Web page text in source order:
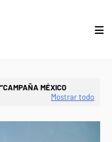
CAMPAÑA MÉXICO
Mostrar todo